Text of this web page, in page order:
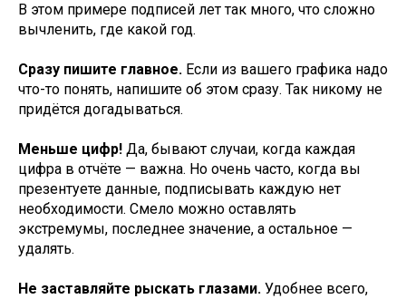
В этом примере подписей лет так много, что сложно
вычленить, где какой год.
Сразу пишите главное. Если из вашего графика надо
что-то понять, напишите об этом сразу. Так никому не
придётся догадываться.
Меньше цифр! Да, бывают случаи, когда каждая
цифра в отчёте — важна. Но очень часто, когда вы
презентуете данные, подписывать каждую нет
необходимости. Смело можно оставлять
экстремумы, последнее значение, а остальное —
удалять.
Не заставляйте рыскать глазами. Удобнее всего,